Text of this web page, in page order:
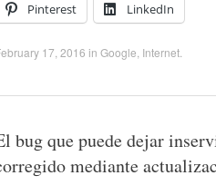
Pinterest LinkedIn
17, 2016 in Google Internet
bug que puede dejar
mediante